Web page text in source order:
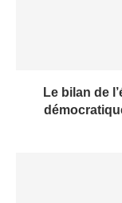
Le bilan de